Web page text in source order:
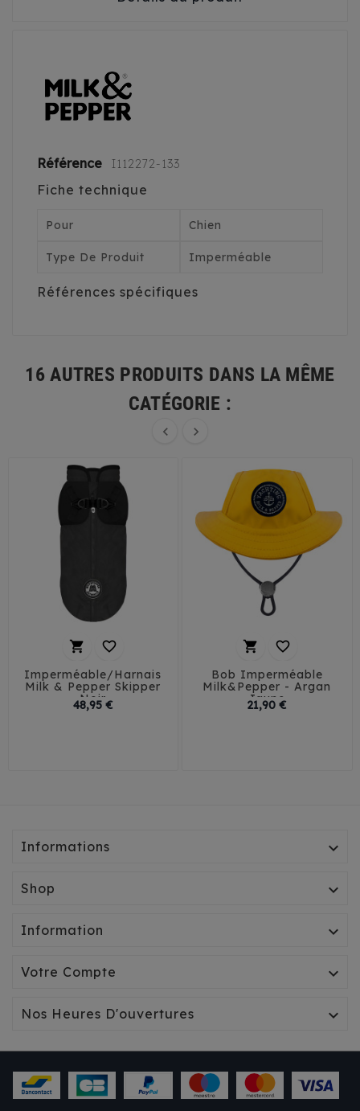
Référence I112272-133
Fiche technique
Pour Chien
Type De Produit Imperméable
Références spécifiques
16 AUTRES PRODUITS DANS LA MÊME
CATÉGORIE :
 
 
Imperméable/Harnais
Milk & Pepper Skipper
Noir
48,95 €Prix
 
Bob Imperméable
Milk&Pepper - Argan
Jaune
21,90 €
IMPERMÉABLE/HARNAIS
Informations 
Shop 
Information 
Votre Compte 
Nos Heures D'ouvertures 